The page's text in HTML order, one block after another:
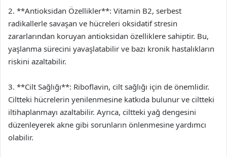
2. **Antioksidan Özellikler**: Vitamin B2, serbest
radikallerle savaşan ve hücreleri oksidatif stresin
zararlarından koruyan antioksidan özelliklere sahiptir. Bu,
yaşlanma sürecini yavaşlatabilir ve bazı kronik hastalıkların
riskini azaltabilir.
3. **Cilt Sağlığı**: Riboflavin, cilt sağlığı için de önemlidir.
Ciltteki hücrelerin yenilenmesine katkıda bulunur ve ciltteki
iltihaplanmayı azaltabilir. Ayrıca, ciltteki yağ dengesini
düzenleyerek akne gibi sorunların önlenmesine yardımcı
olabilir.